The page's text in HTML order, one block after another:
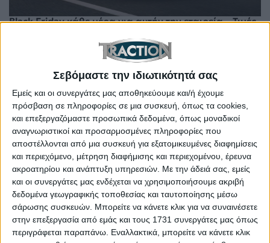
Σεβόμαστε την ιδιωτικότητά σας
Εμείς και οι συνεργάτες μας αποθηκεύουμε και/ή έχουμε
πρόσβαση σε πληροφορίες σε μια συσκευή, όπως τα cookies,
και επεξεργαζόμαστε προσωπικά δεδομένα, όπως μοναδικοί
αναγνωριστικοί και προσαρμοσμένες πληροφορίες που
αποστέλλονται από μια συσκευή για εξατομικευμένες διαφημίσεις
και περιεχόμενο, μέτρηση διαφήμισης και περιεχομένου, έρευνα
ακροατηρίου και ανάπτυξη υπηρεσιών. Με την άδειά σας, εμείς
και οι συνεργάτες μας ενδέχεται να χρησιμοποιήσουμε ακριβή
δεδομένα γεωγραφικής τοποθεσίας και ταυτοποίησης μέσω
σάρωσης συσκευών. Μπορείτε να κάνετε κλικ για να συναινέσετε
στην επεξεργασία από εμάς και τους 1731 συνεργάτες μας όπως
περιγράφεται παραπάνω. Εναλλακτικά, μπορείτε να κάνετε κλικ
Black Friday κάθε μέρα για αυτήν την εταιρεία – Τιμές
Dacia: Επιμένουν στο “value for money” οι Ρουμάνοι